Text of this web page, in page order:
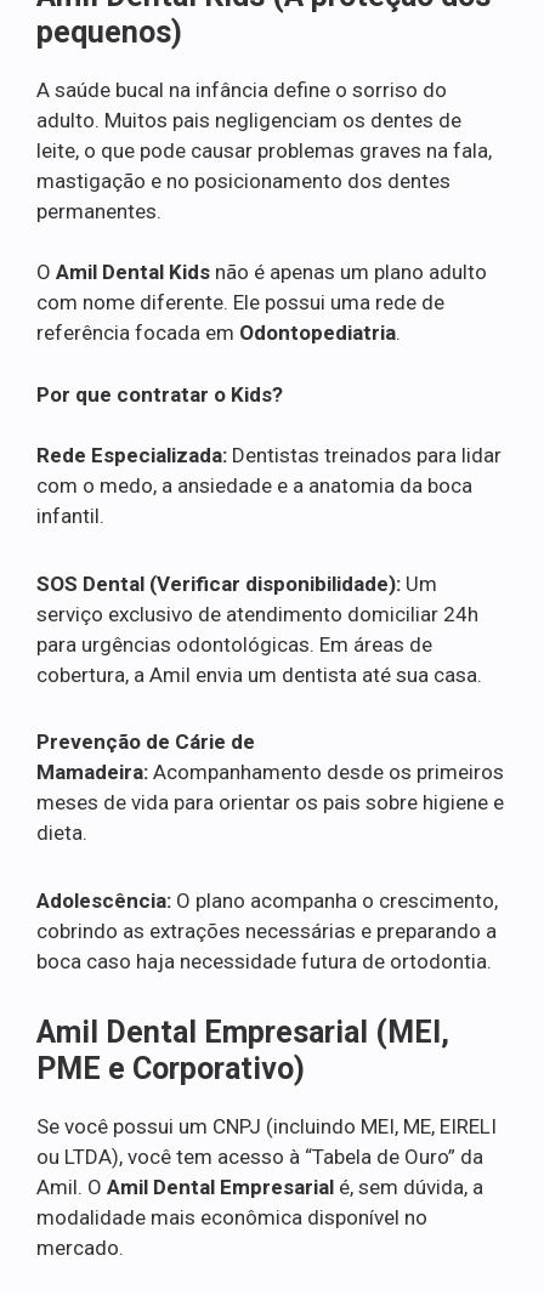
pequenos)
A saúde bucal na infância define o sorriso do
adulto. Muitos pais negligenciam os dentes de
leite, o que pode causar problemas graves na fala,
mastigação e no posicionamento dos dentes
permanentes.
O Amil Dental Kids não é apenas um plano adulto
com nome diferente. Ele possui uma rede de
referência focada em Odontopediatria.
Por que contratar o Kids?
Rede Especializada: Dentistas treinados para lidar
com o medo, a ansiedade e a anatomia da boca
infantil.
SOS Dental (Verificar disponibilidade): Um
serviço exclusivo de atendimento domiciliar 24h
para urgências odontológicas. Em áreas de
cobertura, a Amil envia um dentista até sua casa.
Prevenção de Cárie de
Mamadeira: Acompanhamento desde os primeiros
meses de vida para orientar os pais sobre higiene e
dieta.
Adolescência: O plano acompanha o crescimento,
cobrindo as extrações necessárias e preparando a
boca caso haja necessidade futura de ortodontia.
Amil Dental Empresarial (MEI,
PME e Corporativo)
Se você possui um CNPJ (incluindo MEI, ME, EIRELI
ou LTDA), você tem acesso à “Tabela de Ouro” da
Amil. O Amil Dental Empresarial é, sem dúvida, a
modalidade mais econômica disponível no
mercado.